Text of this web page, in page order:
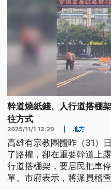
幹道燒紙錢、人行道搭棚
往方式
2025/11/1 12:20 地方
高雄有宗教團體昨（31）
了路權，卻在重要幹道上
行道搭棚架，要居民把車
單。市府表示，將派員稽